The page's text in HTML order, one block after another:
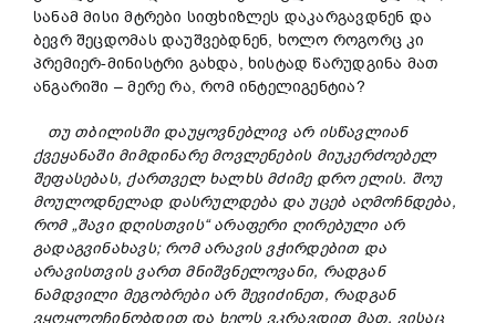
სანამ მისი მტრები სიფხიზლეს დაკარგავდნენ და
ბევრ შეცდომას დაუშვებდნენ, ხოლო როგორც კი
პრემიერ-მინისტრი გახდა, ხისტად წარუდგინა მათ
ანგარიში – მერე რა, რომ ინტელიგენტია?
თუ თბილისში დაუყოვნებლივ არ ისწავლიან
ქვეყანაში მიმდინარე მოვლენების მიუკერძოებელ
შეფასებას,ქართველ ხალხს მძიმე დრო ელის. შოუ
მოულოდნელად დასრულდება და უცებ აღმოჩნდება,
რომ„შავი დღისთვის“არაფერი ღირებული არ
გადაგვინახავს; რომ არავის ვჭირდებით და
არავისთვის ვართ მნიშვნელოვანი, რადგან
ნამდვილი მეგობრები არ შევიძინეთ, რადგან
ვყოყლოჩინობდით და ხელს ვკრავდით მათ, ვისაც